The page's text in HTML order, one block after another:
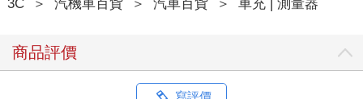
3C
＞ 汽機車百貨 ＞ 汽車百貨 ＞ 車充 | 測量器
商品評價
寫評價